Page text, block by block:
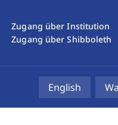
Zugang über Institution
Zugang über Shibboleth
English